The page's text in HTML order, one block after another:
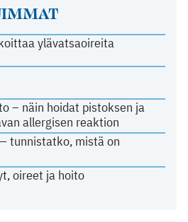
ylävatsaoireita
– näin hoidat pistoksen ja
allergisen reaktion
tunnistatko, mistä on
oireet ja hoito